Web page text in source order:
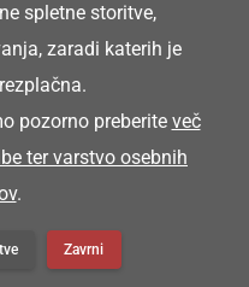
spletne storitve,
zaradi katerih je
pozorno preberite več
ter varstvo osebnih
.
Zavrni